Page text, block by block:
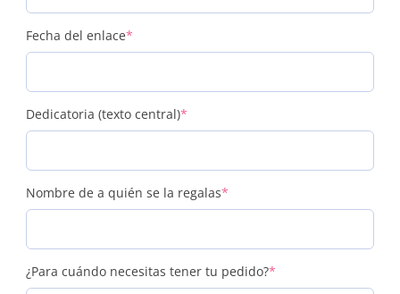
Fecha del enlace*(required)
Dedicatoria (texto central)*(required)
Nombre de a quién se la regalas*(required)
¿Para cuándo necesitas tener tu pedido?*(required)